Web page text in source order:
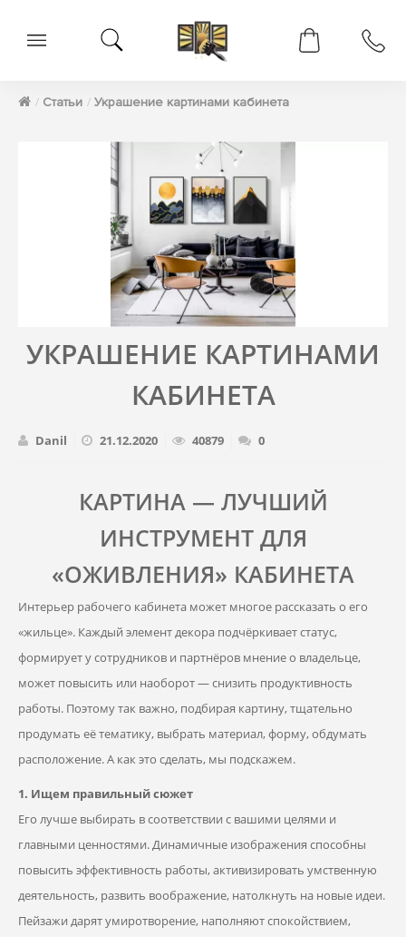
Статьи Украшение картинами кабинета
УКРАШЕНИЕ КАРТИНАМИ
КАБИНЕТА
Danil 21.12.2020 40879 0
КАРТИНА — ЛУЧШИЙ
ИНСТРУМЕНТ ДЛЯ
«ОЖИВЛЕНИЯ» КАБИНЕТА
Интерьер рабочего кабинета может многое рассказать о его
«жильце». Каждый элемент декора подчёркивает статус,
формирует у сотрудников и партнёров мнение о владельце,
может повысить или наоборот — снизить продуктивность
работы. Поэтому так важно, подбирая картину, тщательно
продумать её тематику, выбрать материал, форму, обдумать
расположение. А как это сделать, мы подскажем.
1. Ищем правильный сюжет
Его лучше выбирать в соответствии с вашими целями и
главными ценностями. Динамичные изображения способны
повысить эффективность работы, активизировать умственную
деятельность, развить воображение, натолкнуть на новые идеи.
Пейзажи дарят умиротворение, наполняют спокойствием,